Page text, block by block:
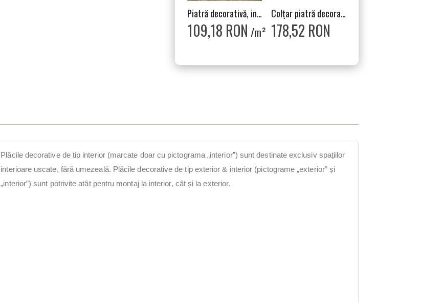
Piatră decorativă, interior, bej, Cote Mur
109,18 RON /m²
Colțar piatră decorativă, interior, bej, Cote Mur
178,52 RON
Plăcile decorative de tip interior (marcate doar cu pictograma „interior”) sunt destinate exclusiv spațiilor
interioare uscate, fără umezeală. Plăcile decorative de tip exterior & interior (pictograme „exterior” și
„interior”) sunt potrivite atât pentru montaj la interior, cât și la exterior.